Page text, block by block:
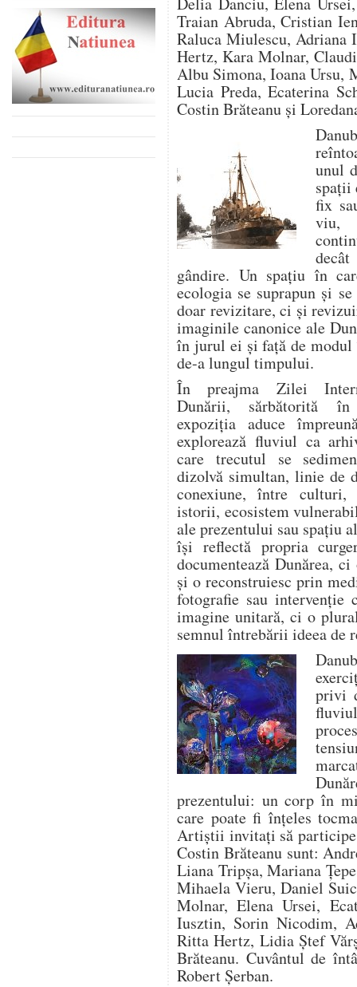
Traian Abruda, Cristian
Raluca Miulescu,
Hertz, Kara Molnar,
Albu Simona, Ioana Ursu,
Lucia Preda, Ecaterina
Costin Brăteanu și
unul
spații
fix
viu,
gândire. Un spațiu în
ecologia se suprapun și
doar revizitare, ci și
imaginile canonice ale
în jurul ei și față de modul
de-a lungul timpului.
În preajma Zilei
Dunării, sărbătorită
expoziția aduce
explorează fluviul ca
care trecutul se
dizolvă simultan, linie de
conexiune, între
istorii, ecosistem
ale prezentului sau spațiu
își reflectă propria
documentează Dunărea,
și o reconstruiesc prin
fotografie sau intervenție
imagine unitară, ci o
semnul întrebării ideea de
privi
prezentului: un corp în
care poate fi înțeles
Artiștii invitați să participe
Costin Brăteanu sunt:
Liana Tripșa, Mariana
Mihaela Vieru, Daniel
Molnar, Elena Ursei,
Iusztin, Sorin Nicodim,
Ritta Hertz, Lidia Ștef
Brăteanu. Cuvântul de
Robert Șerban.